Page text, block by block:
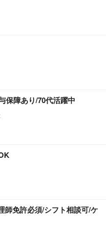
保障あり/70代活躍中
師免許必須/シフト相談可/ケ